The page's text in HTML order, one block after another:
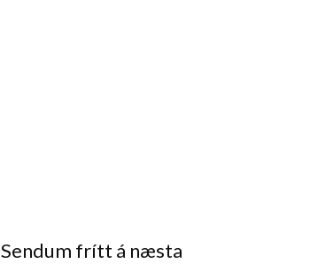
Sendum frítt á næsta